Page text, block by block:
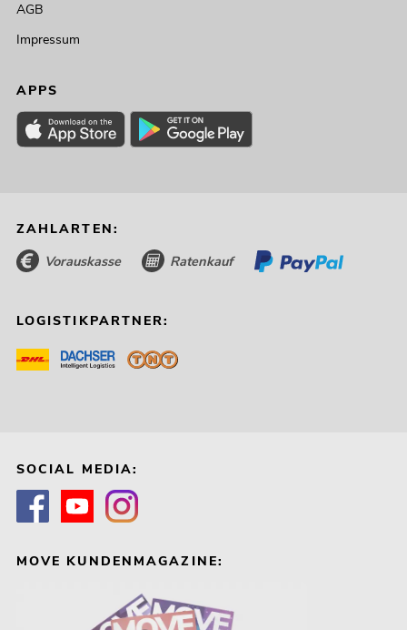
AGB
Impressum
APPS
ZAHLARTEN:
Vorauskasse Ratenkauf
LOGISTIKPARTNER:
SOCIAL MEDIA:
MOVE KUNDENMAGAZINE: